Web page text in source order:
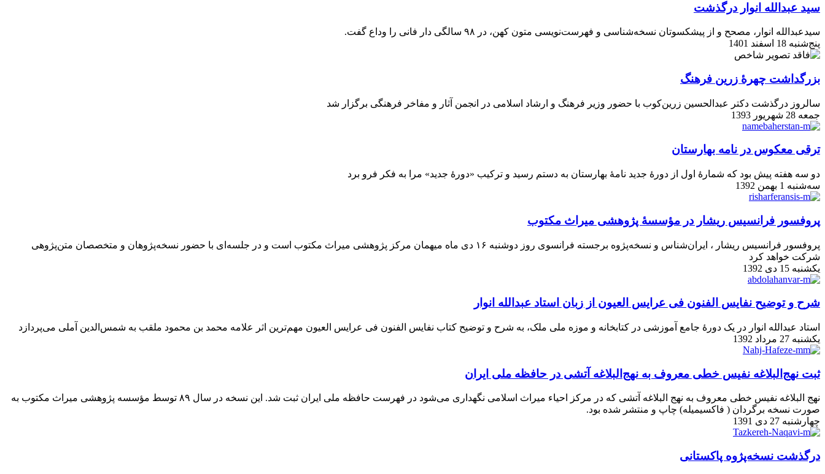
سید عبدالله انوار درگذشت
سید‫عبدالله انوار‬، مصحح و از پیشکسوتان نسخه‌شناسی و فهرست‌نویسی متون کهن، در ۹۸ سالگی دار فانی را وداع گفت.
پنج‌شنبه 18 اسفند 1401
بزرگداشت چهرۀ زرین فرهنگ
سالروز درگذشت دکتر عبدالحسین زرین‌کوب با حضور وزیر فرهنگ و ارشاد اسلامی در انجمن آثار و مفاخر فرهنگی برگزار شد
جمعه 28 شهریور 1393
ترقی معکوس در نامه بهارستان
دو سه هفته پیش بود که شمارۀ اول از دورۀ جدید نامۀ بهارستان به دستم رسید و ترکیب «دورۀ جدید» مرا به فکر فرو برد
سه‌شنبه 1 بهمن 1392
پروفسور فرانسیس ریشار در مؤسسهٔ پژوهشی میراث مکتوب
پروفسور فرانسیس ریشار ، ایران‌شناس و نسخه‌پژوه برجسته فرانسوی روز دوشنبه ۱۶ دی ماه میهمان مرکز پژوهشی میراث مکتوب است و در جلسه‌ای با حضور نسخه‌پژوهان و متخصصان متن‌پژوهی
شرکت خواهد کرد
یکشنبه 15 دی 1392
شرح و توضیح نفایس الفنون فی عرایس العیون از زبان استاد عبدالله انوار
استاد عبدالله انوار در یک دورهٔ جامع آموزشی در کتابخانه و موزه ملی ملک، به شرح و توضیح کتاب نفایس الفنون فی عرایس العیون مهم‌ترین اثر علامه محمد بن محمود ملقب به شمس‌الدین آملی می‌پردازد
یکشنبه 27 مرداد 1392
ثبت نهج‌البلاغه نفیس خطی معروف به نهج‌البلاغه آتشی در حافظه ملی ایران
نهج البلاغه نفیس خطی معروف به نهج البلاغه آتشی که در مرکز احیاء میراث اسلامی نگهداری می‌شود در فهرست حافظه ملی ایران ثبت شد. این نسخه در سال ۸۹ توسط مؤسسه پژوهشی میراث مکتوب به
صورت نسخه برگردان ( فاکسیمیله) چاپ و منتشر شده بود.
چهارشنبه 27 دی 1391
درگذشت نسخه‌پژوه پاکستانی